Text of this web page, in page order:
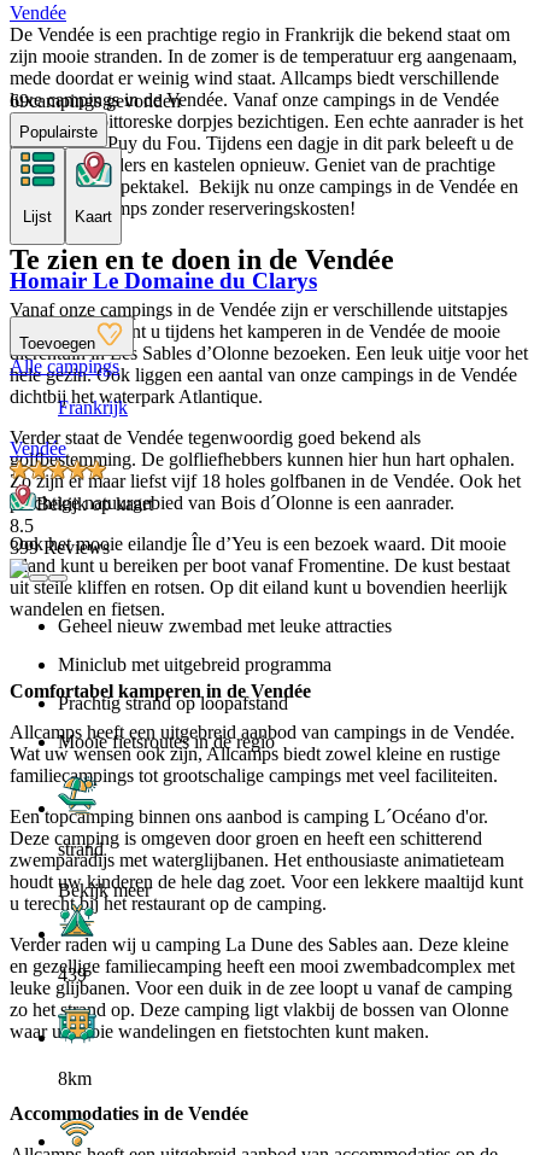
Vendée
De Vendée is een prachtige regio in Frankrijk die bekend staat om
zijn mooie stranden. In de zomer is de temperatuur erg aangenaam,
mede doordat er weinig wind staat. Allcamps biedt verschillende
luxe campings in de Vendée. Vanaf onze campings in de Vendée
kunt u vele pittoreske dorpjes bezichtigen. Een echte aanrader is het
attractiepark Puy du Fou. Tijdens een dagje in dit park beleeft u de
tijd van de ridders en kastelen opnieuw. Geniet van de prachtige
shows en het spektakel. Bekijk nu onze campings in de Vendée en
boek bij Allcamps zonder reserveringskosten!
Te zien en te doen in de Vendée
Vanaf onze campings in de Vendée zijn er verschillende uitstapjes
mogelijk. Zo kunt u tijdens het kamperen in de Vendée de mooie
dierentuin in Les Sables d’Olonne bezoeken. Een leuk uitje voor het
hele gezin. Ook liggen een aantal van onze campings in de Vendée
dichtbij het waterpark Atlantique.
Verder staat de Vendée tegenwoordig goed bekend als
golfbestemming. De golfliefhebbers kunnen hier hun hart ophalen.
Zo zijn er maar liefst vijf 18 holes golfbanen in de Vendée. Ook het
prachtige natuurgebied van Bois d´Olonne is een aanrader.
Ook het mooie eilandje Île d’Yeu is een bezoek waard. Dit mooie
eiland kunt u bereiken per boot vanaf Fromentine. De kust bestaat
uit steile kliffen en rotsen. Op dit eiland kunt u bovendien heerlijk
wandelen en fietsen.
Comfortabel kamperen in de Vendée
Allcamps heeft een uitgebreid aanbod van campings in de Vendée.
Wat uw wensen ook zijn, Allcamps biedt zowel kleine en rustige
familiecampings tot grootschalige campings met veel faciliteiten.
Een topcamping binnen ons aanbod is camping L´Océano d'or.
Deze camping is omgeven door groen en heeft een schitterend
zwemparadijs met waterglijbanen. Het enthousiaste animatieteam
houdt uw kinderen de hele dag zoet. Voor een lekkere maaltijd kunt
u terecht bij het restaurant op de camping.
Verder raden wij u camping La Dune des Sables aan. Deze kleine
en gezellige familiecamping heeft een mooi zwembadcomplex met
leuke glijbanen. Voor een duik in de zee loopt u vanaf de camping
zo het strand op. Deze camping ligt vlakbij de bossen van Olonne
waar u mooie wandelingen en fietstochten kunt maken.
Accommodaties in de Vendée
69campings gevonden
Populairste
Lijst Kaart
Homair Le Domaine du Clarys
Toevoegen
Alle campings
Frankrijk
Vendée
Bekijk op kaart
8.5
399 Reviews
Geheel nieuw zwembad met leuke attracties
Miniclub met uitgebreid programma
Prachtig strand op loopafstand
Mooie fietsroutes in de regio
strand
Bekijk meer
439
8km